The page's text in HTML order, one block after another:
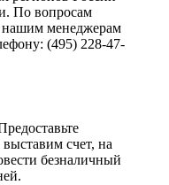
По вопросам
нашим менеджерам
(495) 228-47-
счет, на
безналичный